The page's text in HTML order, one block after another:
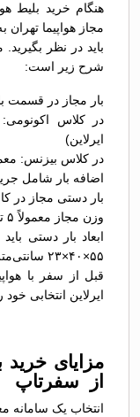
هنگام خرید بلیط
مجاز هواپیما
باید در نظر
شرح زیر است:
بار مجاز در قسمت
ایرلاین)
در کلاس بیزنس: معمولاً ۳۰ تا ۴۰
اضافه بار شامل
بار دستی مجاز در
وزن مجاز معمولاً ۵ تا ۷ کیلوگرم است
ابعاد بار دستی
۵۵×۴۰×۲۳ سانتی‌متر)
قبل از سفر با
ایرلاین انتخابی
مزایای خرید
از سفرتاپ
انتخاب یک سامانه